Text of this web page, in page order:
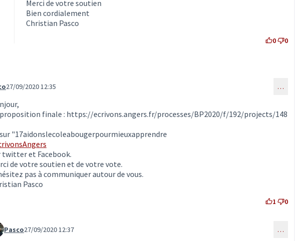
Merci de votre soutien
Bien cordialement
Christian Pasco
0 0
2050 (réponse au commentaire 2005)
27/09/2020 12:35 …
finale : https://ecrivons.angers.fr/processes/BP2020/f/192/projects/148
dans un nouvel onglet)
"17aidonslecoleabougerpourmieuxapprendre
twitter et Facebook.
de votre soutien et de votre vote.
pas à communiquer autour de vous.
Pasco
1 0
2051 (réponse au commentaire 2050)
Pasco27/09/2020 12:37 …